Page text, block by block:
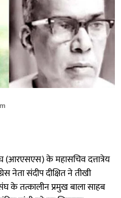
(आरएसएस) के महासचिव दत्तात्रेय
नेता संदीप दीक्षित ने तीखी
संघ के तत्कालीन प्रमुख बाला साहब